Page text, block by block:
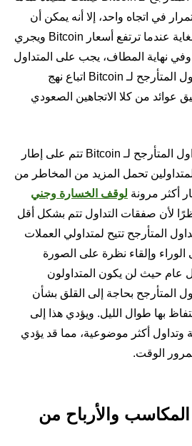
في اتجاه واحد، إلا أنه يمكن أن
تكون استراتيجية مربحة للغاية عندما ترتفع أسعار Bitcoin ويجري
نهاية المطاف، يجب على المتداول
باستخدام استراتيجية التداول المتأرجح لـ Bitcoin اتباع نهج
عوائد من كلا الاتجاهين الصعودي
ونظرًا لأن استراتيجية التداول المتأرجح لـ Bitcoin تتم على إطار
تحمل المزيد من المخاطر من
أكثر مرونة لوقف الخسارة وجني
لأن صفقات التداول تتم بشكل أقل
المتأرجح تتيح لمتداولي العملات
الوراء وإلقاء نظرة على الصورة
عام حيث لن يكون المتداولون
المتأرجح بحاجة إلى القلق بشأن
بها طوال الليل. ويؤدي هذا إلى
وتداول أكثر موضوعية، مما قد يؤدي
الوقت.
والأرباح من